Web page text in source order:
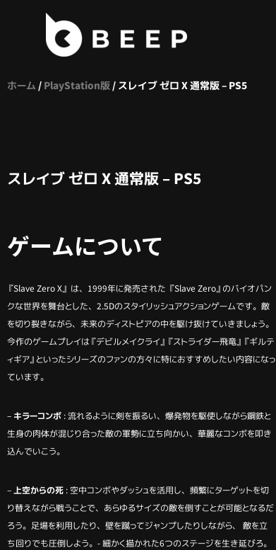
ン
ッ
ホーム / PlayStation版/ スレイブ ゼロ X 通常版 – PS5
スレイブ ゼロ X 通常版 – PS5
ゲームについて
『Slave Zero X』 は、1999年に発売された 『Slave Zero』のバイオパン
クな世界を舞台とした、2.5Dのスタイリッシュアクションゲームです。敵
を切り裂きながら、未来のディストピアの中を駆け抜けていきましょう。
今作のゲームプレイは『デビルメイクライ』『ストライダー飛竜』『ギルテ
ィギア』といったシリーズのファンの方々に特におすすめしたい内容になっ
ています。
– キラーコンボ : 流れるように剣を振るい、爆発物を駆使しながら鋼鉄と
生身の肉体が混じり合った敵の軍勢に立ち向かい、華麗なコンボを叩き
込んでいこう。
–上空からの死 ​ : 空中コンボやダッシュを活用し、頻繁にターゲットを切
り替えながら戦うことで、あらゆるサイズの敵を倒すことが可能となるだ
ろう。足場を利用したり、壁を蹴ってジャンプしたりしながら、 敵を立
ち回りでも圧倒しよう。- 細かく描かれた6つのステージを生き延びろ。